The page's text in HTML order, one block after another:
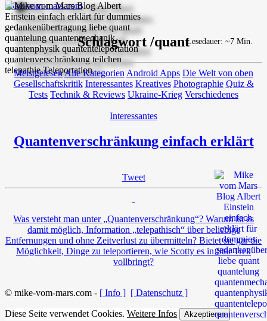
mike-vom-mars.com
Schlagwort /quant
MeistgelesenAlle Kategorien Android Apps Die Welt von oben
Gesellschaftskritik Interessantes Kreatives Photographie Quiz &
Tests Technik & Reviews Ukraine-Krieg Verschiedenes
Interessantes
Quantenverschränkung einfach erklärt
Tweet
Lesedauer: ~7 Min.
Was versteht man unter „Quantenverschränkung“? Warum ist es
damit möglich, Information „telepathisch“ über beliebige
Entfernungen und ohne Zeitverlust zu übermitteln? Bietet sie gar die
Möglichkeit, Dinge zu teleportieren, wie Scotty es in Star Trek
vollbringt?
© mike-vom-mars.com - [ Info ] [ Datenschutz ]
Diese Seite verwendet Cookies. Weitere Infos Akzeptieren